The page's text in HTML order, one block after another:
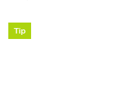
Tip